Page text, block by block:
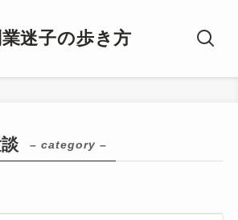
迷子の歩き方
– category –